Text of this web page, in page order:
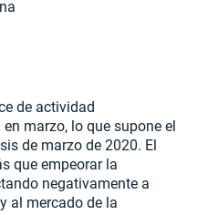
de actividad
marzo, lo que supone el
de marzo de 2020. El
que empeorar la
negativamente a
al mercado de la